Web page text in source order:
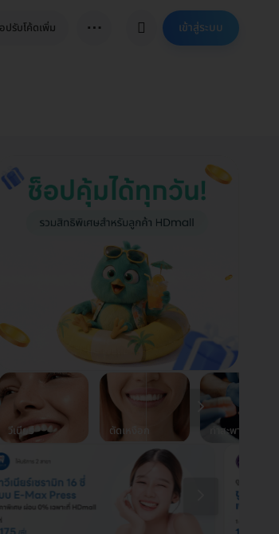
ปรับโค้ดเพิ่ม ⋯ เข้าสู่ระบบ
วีเนียร์ ตัดเหงือก ทำสะพานฟัน